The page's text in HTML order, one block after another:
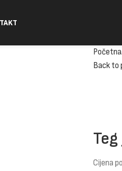
Početna
Back to
Cijena